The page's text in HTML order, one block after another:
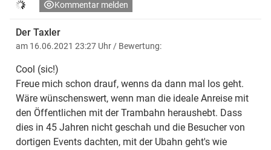
Kommentar melden
Der Taxler
am 16.06.2021 23:27 Uhr / Bewertung:
Cool (sic!)
Freue mich schon drauf, wenns da dann mal los geht.
Wäre wünschenswert, wenn man die ideale Anreise mit
den Öffentlichen mit der Trambahn heraushebt. Dass
dies in 45 Jahren nicht geschah und die Besucher von
dortigen Events dachten, mit der Ubahn geht's wie